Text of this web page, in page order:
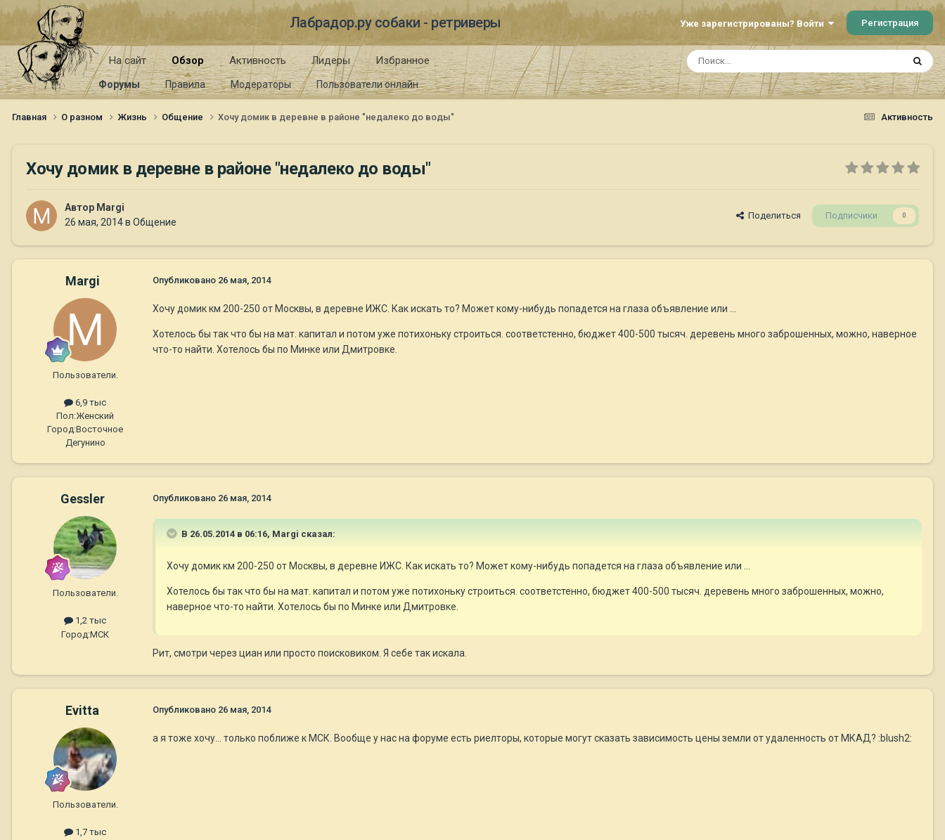
Лабрадор.ру собаки - ретриверы Уже зарегистрированы? Войти Регистрация
На сайт Обзор
Форумы Правила Модераторы Пользователи онлайн
Активность Лидеры Избранное
Активность
Главная О разном Жизнь Общение Хочу домик в деревне в районе "недалеко до воды"
Хочу домик в деревне в районе "недалеко до воды"
Автор Margi
26 мая, 2014в Общение
Поделиться Подписчики 0
Margi
Пользователи.
6,9 тыс
Пол:Женский
Город:Восточное
Дегунино
Опубликовано 26 мая, 2014
Хочу домик км 200-250 от Москвы, в деревне ИЖС. Как искать то? Может кому-нибудь попадется на глаза объявление или ...
Хотелось бы так что бы на мат. капитал и потом уже потихоньку строиться. соответстенно, бюджет 400-500 тысяч. деревень много заброшенных, можно, наверное
что-то найти. Хотелось бы по Минке или Дмитровке.
Gessler
Пользователи.
1,2 тыс
Город:МСК
Опубликовано 26 мая, 2014
В 26.05.2014 в 06:16, Margi сказал:
Хочу домик км 200-250 от Москвы, в деревне ИЖС. Как искать то? Может кому-нибудь попадется на глаза объявление или ...
Хотелось бы так что бы на мат. капитал и потом уже потихоньку строиться. соответстенно, бюджет 400-500 тысяч. деревень много заброшенных, можно,
наверное что-то найти. Хотелось бы по Минке или Дмитровке.
Рит, смотри через циан или просто поисковиком. Я себе так искала.
Evitta
Пользователи.
1,7 тыс
Опубликовано 26 мая, 2014
а я тоже хочу... только поближе к МСК. Вообще у нас на форуме есть риелторы, которые могут сказать зависимость цены земли от удаленность от МКАД? :blush2: